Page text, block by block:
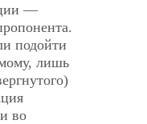
—
подойти
лишь
во